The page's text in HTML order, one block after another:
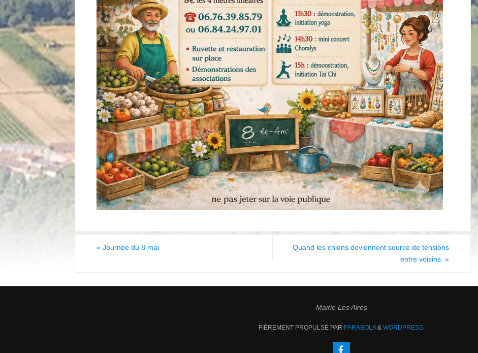
« Journée du 8 mai
Quand les chiens deviennent source de tensions
entre voisins. »
Mairie Les Aires
FIÈREMENT PROPULSÉ PAR PARABOLA& WORDPRESS.